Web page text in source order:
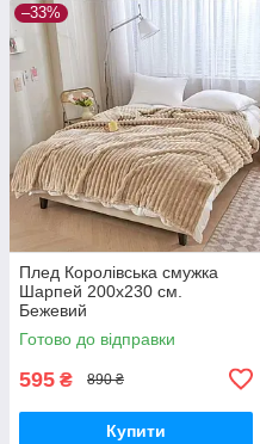
–33%
Плед Королівська смужка
Шарпей 200х230 см.
Бежевий
Готово до відправки
595 ₴ 890 ₴
Купити